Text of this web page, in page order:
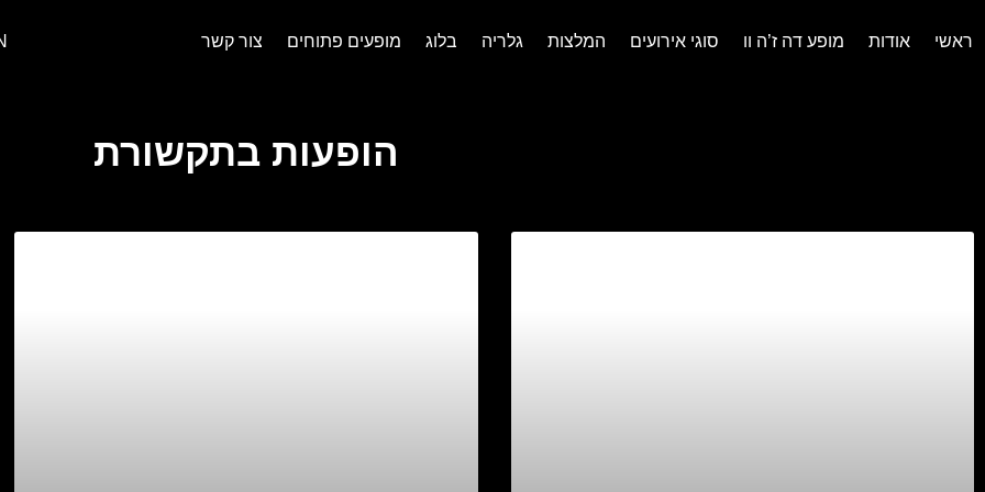
ראשי אודות מופע דה ז’ה וו סוגי אירועים המלצות גלריה בלוג מופעים פתוחים צור קשר
הופעות בתקשורת